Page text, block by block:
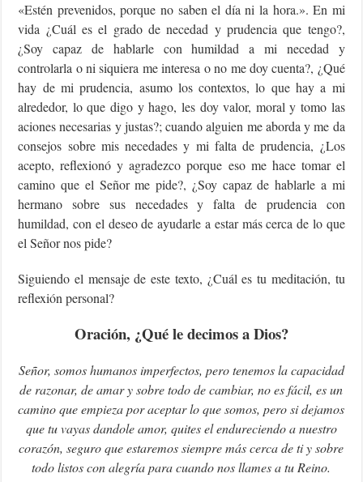
«Estén prevenidos, porque no saben el día ni la hora.». En mi
vida ¿Cuál es el grado de necedad y prudencia que tengo?,
¿Soy capaz de hablarle con humildad a mi necedad y
controlarla o ni siquiera me interesa o no me doy cuenta?, ¿Qué
hay de mi prudencia, asumo los contextos, lo que hay a mi
alrededor, lo que digo y hago, les doy valor, moral y tomo las
aciones necesarias y justas?; cuando alguien me aborda y me da
consejos sobre mis necedades y mi falta de prudencia, ¿Los
acepto, reflexionó y agradezco porque eso me hace tomar el
camino que el Señor me pide?, ¿Soy capaz de hablarle a mi
hermano sobre sus necedades y falta de prudencia con
humildad, con el deseo de ayudarle a estar más cerca de lo que
el Señor nos pide?
Siguiendo el mensaje de este texto, ¿Cuál es tu meditación, tu
reflexión personal?
Oración, ¿Qué le decimos a Dios?
Señor, somos humanos imperfectos, pero tenemos la capacidad
de razonar, de amar y sobre todo de cambiar, no es fácil, es un
camino que empieza por aceptar lo que somos, pero si dejamos
que tu vayas dandole amor, quites el endureciendo a nuestro
corazón, seguro que estaremos siempre más cerca de ti y sobre
todo listos con alegría para cuando nos llames a tu Reino.